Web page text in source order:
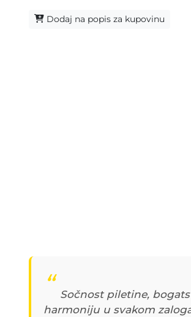
Dodaj na popis za kupovinu
Sočnost piletine,
harmoniju u svakom